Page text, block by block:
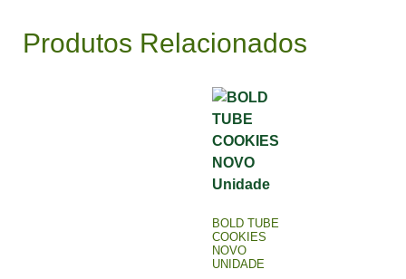
Produtos Relacionados
BOLD TUBE
COOKIES
NOVO
UNIDADE